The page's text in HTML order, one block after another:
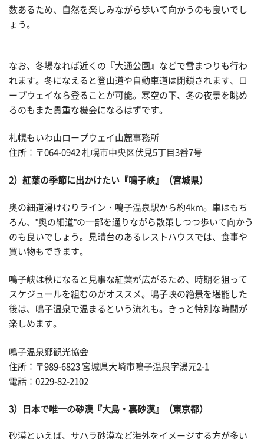
数あるため、自然を楽しみながら歩いて向かうのも良いでし
ょう。
なお、冬場なれば近くの『大通公園』などで雪まつりも行わ
れます。冬になえると登山道や自動車道は閉鎖されます、ロ
ープウェイなら登ることが可能。寒空の下、冬の夜景を眺め
るのもまた貴重な機会になるはずです。
札幌もいわ山ロープウェイ山麓事務所
住所：〒064-0942 札幌市中央区伏見5丁目3番7号
2）紅葉の季節に出かけたい『鳴子峡』（宮城県）
奥の細道湯けむりライン・鳴子温泉駅から約4km。車はもち
ろん、"奥の細道"の一部を通りながら散策しつつ歩いて向かう
のも良いでしょう。見晴台のあるレストハウスでは、食事や
買い物もできます。
鳴子峡は秋になると見事な紅葉が広がるため、時期を狙って
スケジュールを組むのがオススメ。鳴子峡の絶景を堪能した
後は、鳴子温泉で温まるという流れも。きっと特別な時間が
楽しめます。
鳴子温泉郷観光協会
住所：〒989-6823 宮城県大崎市鳴子温泉字湯元2-1
電話：0229-82-2102
3）日本で唯一の砂漠『大島・裏砂漠』（東京都）
砂漠といえば、サハラ砂漠など海外をイメージする方が多い